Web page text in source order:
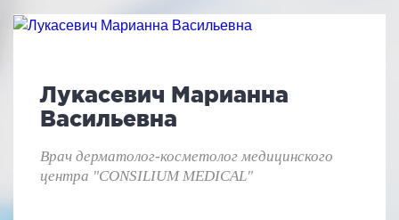
Лукасевич Марианна
Васильевна
Врач дерматолог-косметолог медицинского
центра "CONSILIUM MEDICAL"